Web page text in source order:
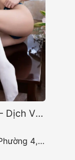
Gái Gọi Long An – Dịch Vụ Giải Trí Độc Đáo Năm 2025
An, Long An